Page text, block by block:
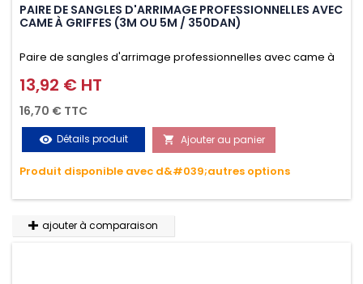
PAIRE DE SANGLES D'ARRIMAGE PROFESSIONNELLES AVEC
CAME À GRIFFES (3M OU 5M / 350DAN)
Paire de sangles d'arrimage professionnelles avec came à
griffes (3M ou 5M / 350daN), simple et rapide d'utilisation.
Permet d'arrimer et de sécuriser vos chargements pendant
le transport. Matière polyester très résistante aux UV et aux
variations de températures, n'absorbe pas l'eau.
Prix
13,92 € HT
16,70 € TTC
visibility Détails produit  Ajouter au panier
Produit disponible avec d&#039;autres options
ajouter à comparaison